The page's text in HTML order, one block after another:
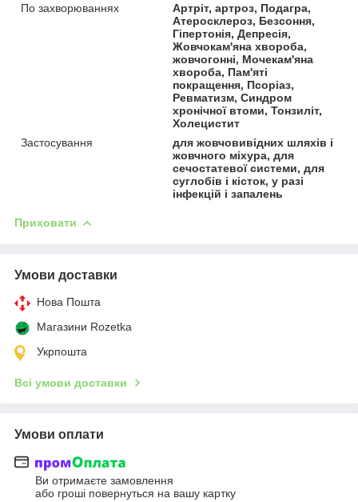
По захворюваннях
Артріт, артроз, Подагра,
Атеросклероз, Безсоння,
Гіпертонія, Депресія,
Жовчокам'яна хвороба,
жовчогонні, Мочекам'яна
хвороба, Пам'яті
покращення, Псоріаз,
Ревматизм, Синдром
хронічної втоми, Тонзиліт,
Холецистит
Застосування
для жовчовивідних шляхів і
жовчного міхура, для
сечостатевої системи, для
суглобів і кісток, у разі
інфекцій і запалень
Приховати
Умови доставки
Нова Пошта
Магазини Rozetka
Укрпошта
Всі умови доставки
Умови оплати
Ви отримаєте замовлення
або гроші повернуться на вашу картку